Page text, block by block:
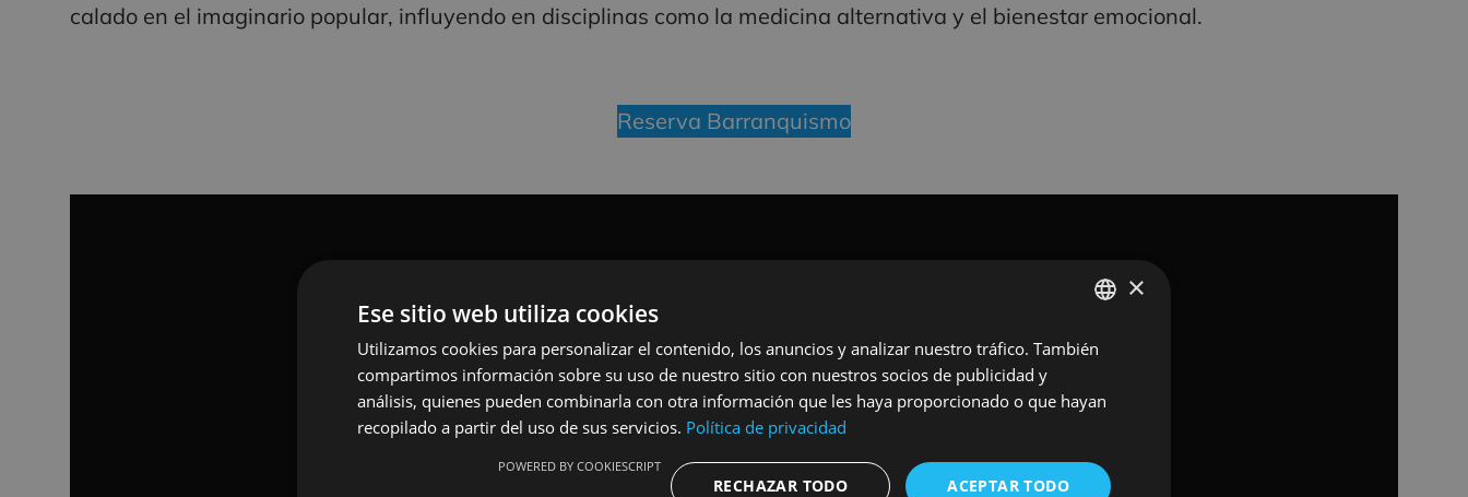
calado en el imaginario popular, influyendo en disciplinas como la medicina alternativa y el bienestar emocional.
Reserva Barranquismo
SPANISH
×
Ese sitio web utiliza cookies
Utilizamos cookies para personalizar el contenido, los anuncios y analizar nuestro tráfico. También
compartimos información sobre su uso de nuestro sitio con nuestros socios de publicidad y
análisis, quienes pueden combinarla con otra información que les haya proporcionado o que hayan
recopilado a partir del uso de sus servicios. Política de privacidad
ACEPTAR TODO
RECHAZAR TODO
POWERED BY COOKIESCRIPT